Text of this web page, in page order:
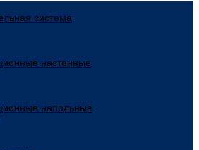
система
настенные
напольные